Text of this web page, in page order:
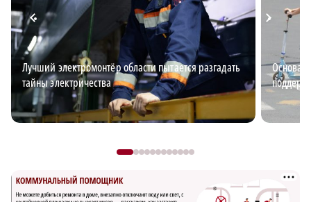
Лучший электромонтёр области пытается разгадать
тайны электричества
Основа